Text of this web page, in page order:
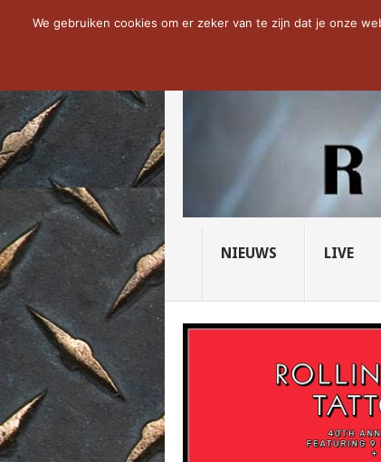
NOW TRENDING: PRIDE OF LIONS
NIEUWS LIVE
We gebruiken cookies om er zeker van te zijn dat je onze